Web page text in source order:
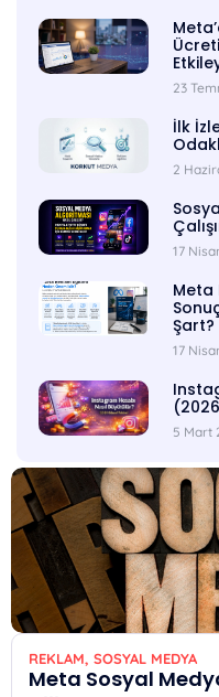
REKLAM, SOSYAL MEDYA
Meta Sosyal
23
İlk
2
17
Meta
Şart?
17
5 Mart